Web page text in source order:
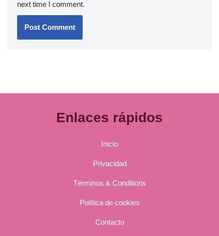
next time I comment.
Enlaces rápidos
Inicio
Privacidad
Términos & Conditions
Política de cookies
Contacto